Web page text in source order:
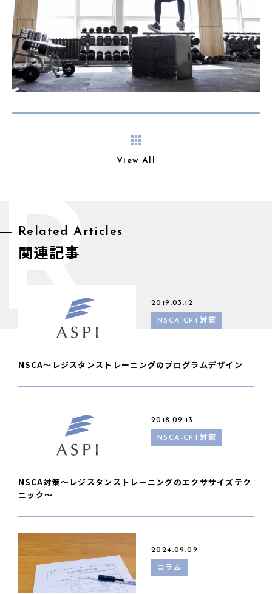
View All
Related Articles
関連記事
2019.03.12
NSCA-CPT対策
NSCA〜レジスタンストレーニングのプログラムデザイン
2018.09.13
NSCA-CPT対策
NSCA対策〜レジスタンストレーニングのエクササイズテク
ニック〜
2024.09.09
コラム